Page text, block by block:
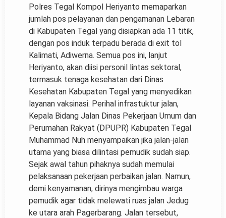
Polres Tegal Kompol Heriyanto memaparkan
jumlah pos pelayanan dan pengamanan Lebaran
di Kabupaten Tegal yang disiapkan ada 11 titik,
dengan pos induk terpadu berada di exit tol
Kalimati, Adiwerna. Semua pos ini, lanjut
Heriyanto, akan diisi personil lintas sektoral,
termasuk tenaga kesehatan dari Dinas
Kesehatan Kabupaten Tegal yang menyedikan
layanan vaksinasi. Perihal infrastuktur jalan,
Kepala Bidang Jalan Dinas Pekerjaan Umum dan
Perumahan Rakyat (DPUPR) Kabupaten Tegal
Muhammad Nuh menyampaikan jika jalan-jalan
utama yang biasa dilintasi pemudik sudah siap.
Sejak awal tahun pihaknya sudah memulai
pelaksanaan pekerjaan perbaikan jalan. Namun,
demi kenyamanan, dirinya mengimbau warga
pemudik agar tidak melewati ruas jalan Jedug
ke utara arah Pagerbarang. Jalan tersebut,